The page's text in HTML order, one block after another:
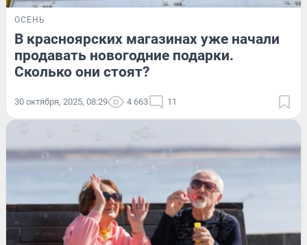
ОСЕНЬ
В красноярских магазинах уже начали
продавать новогодние подарки.
Сколько они стоят?
30 октября, 2025, 08:29 4 663 11